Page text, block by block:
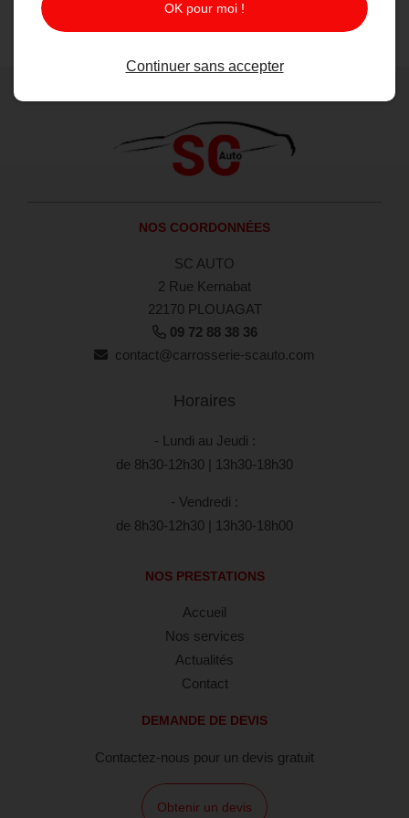
NOS COORDONNÉES
SC AUTO
2 Rue Kernabat
22170 PLOUAGAT
09 72 88 38 36
contact@carrosserie-scauto.com
Horaires
- Lundi au Jeudi :
de 8h30-12h30 | 13h30-18h30
- Vendredi :
de 8h30-12h30 | 13h30-18h00
NOS PRESTATIONS
Accueil
Nos services
Actualités
Contact
DEMANDE DE DEVIS
Contactez-nous pour un devis gratuit
Obtenir un devis
OK pour moi !
Continuer sans accepter